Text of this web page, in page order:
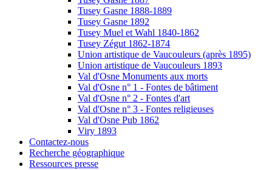
Tusey Gasne 1888-1889
Tusey Gasne 1892
Tusey Muel et Wahl 1840-1862
Tusey Zégut 1862-1874
Union artistique de Vaucouleurs (après 1895)
Union artistique de Vaucouleurs 1893
Val d'Osne Monuments aux morts
Val d'Osne n° 1 - Fontes de bâtiment
Val d'Osne n° 2 - Fontes d'art
Val d'Osne n° 3 - Fontes religieuses
Val d'Osne Pub 1862
Viry 1893
Contactez-nous
Recherche géographique
Ressources presse